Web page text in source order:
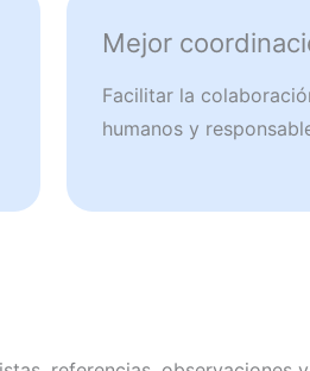
Mejor
Facilitar la
humanos y